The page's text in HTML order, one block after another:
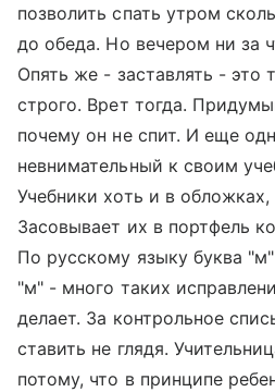
позволить спать утром
до обеда. Но вечером ни за
Опять же - заставлять - это
строго. Врет тогда.
почему он не спит. И еще
невнимательный к своим
Учебники хоть и в
Засовывает их в портфель
По русскому языку буква
"м" - много таких
делает. За контрольное
ставить не глядя.
потому, что в принципе